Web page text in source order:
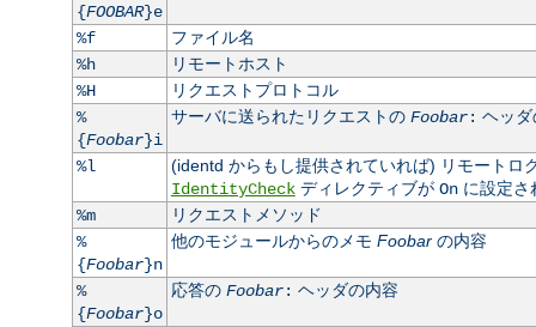
{FOOBAR}e
%f
ファイル名
%h
リモートホスト
%H
リクエストプロトコル
%
{Foobar}i
サーバに送られたリクエストの Foobar: ヘッ
%l
(identd からもし提供されていれば) リモートロ
IdentityCheckディレクティブが Onに設定さ
%m
リクエストメソッド
%
{Foobar}n
他のモジュールからのメモ Foobarの内容
%
{Foobar}o
応答の Foobar: ヘッダの内容